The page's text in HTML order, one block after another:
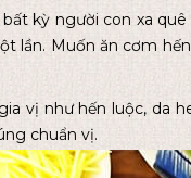
kỳ người con xa
lần. Muốn ăn cơm
vị như hến luộc, da
chuẩn vị.